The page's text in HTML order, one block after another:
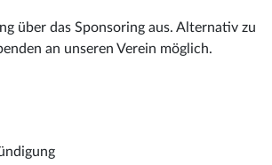
über das Sponsoring aus. Alternativ zu
an unseren Verein möglich.